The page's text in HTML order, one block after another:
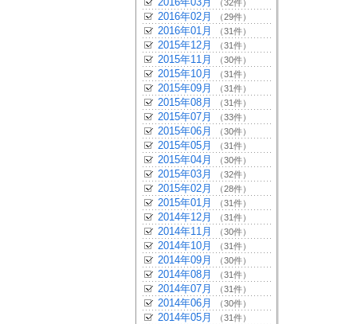
（32件）
2016年02月 （29件）
2016年01月 （31件）
2015年12月 （31件）
2015年11月 （30件）
2015年10月 （31件）
2015年09月 （31件）
2015年08月 （31件）
2015年07月 （33件）
2015年06月 （30件）
2015年05月 （31件）
2015年04月 （30件）
2015年03月 （32件）
2015年02月 （28件）
2015年01月 （31件）
2014年12月 （31件）
2014年11月 （30件）
2014年10月 （31件）
2014年09月 （30件）
2014年08月 （31件）
2014年07月 （31件）
2014年06月 （30件）
2014年05月 （31件）